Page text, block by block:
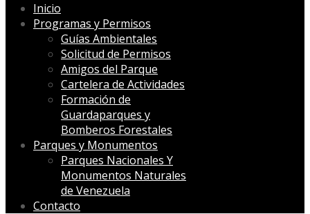
Inicio
Programas y Permisos
Guías Ambientales
Solicitud de Permisos
Amigos del Parque
Cartelera de Actividades
Formación de
Guardaparques y
Bomberos Forestales
Parques y Monumentos
Parques Nacionales Y
Monumentos Naturales
de Venezuela
Contacto